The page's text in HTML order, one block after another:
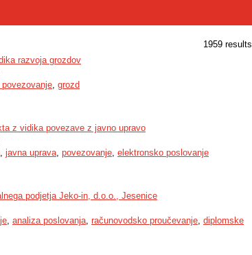
1959 results
razvoja grozdov
, grozd
z vidika povezave z javno upravo
, javna uprava, povezovanje, elektronsko poslovanje
podjetja Jeko-in, d.o.o., Jesenice
, analiza poslovanja, računovodsko proučevanje, diplomske